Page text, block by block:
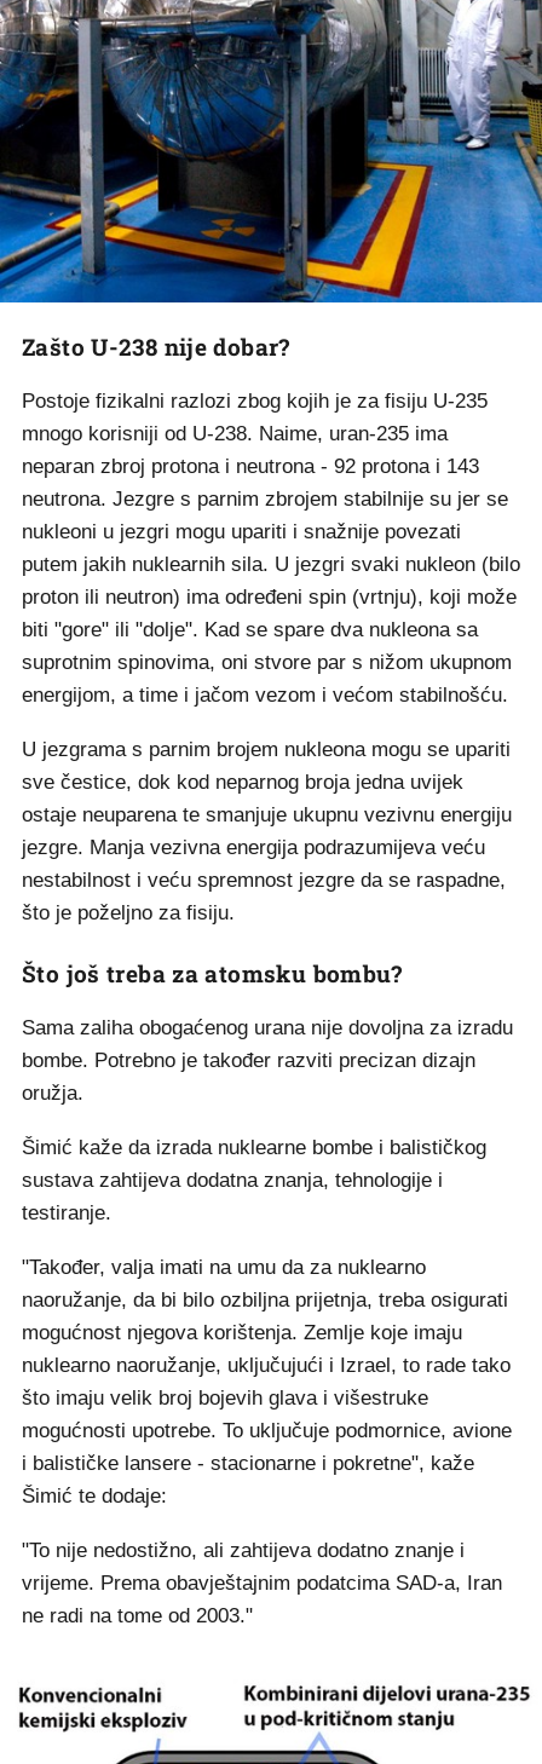
Zašto U-238 nije dobar?
Postoje fizikalni razlozi zbog kojih je za fisiju U-235
mnogo korisniji od U-238. Naime, uran-235 ima
neparan zbroj protona i neutrona - 92 protona i 143
neutrona. Jezgre s parnim zbrojem stabilnije su jer se
nukleoni u jezgri mogu upariti i snažnije povezati
putem jakih nuklearnih sila. U jezgri svaki nukleon (bilo
proton ili neutron) ima određeni spin (vrtnju), koji može
biti "gore" ili "dolje". Kad se spare dva nukleona sa
suprotnim spinovima, oni stvore par s nižom ukupnom
energijom, a time i jačom vezom i većom stabilnošću.
U jezgrama s parnim brojem nukleona mogu se upariti
sve čestice, dok kod neparnog broja jedna uvijek
ostaje neuparena te smanjuje ukupnu vezivnu energiju
jezgre. Manja vezivna energija podrazumijeva veću
nestabilnost i veću spremnost jezgre da se raspadne,
što je poželjno za fisiju.
Što još treba za atomsku bombu?
Sama zaliha obogaćenog urana nije dovoljna za izradu
bombe. Potrebno je također razviti precizan dizajn
oružja.
Šimić kaže da izrada nuklearne bombe i balističkog
sustava zahtijeva dodatna znanja, tehnologije i
testiranje.
"Također, valja imati na umu da za nuklearno
naoružanje, da bi bilo ozbiljna prijetnja, treba osigurati
mogućnost njegova korištenja. Zemlje koje imaju
nuklearno naoružanje, uključujući i Izrael, to rade tako
što imaju velik broj bojevih glava i višestruke
mogućnosti upotrebe. To uključuje podmornice, avione
i balističke lansere - stacionarne i pokretne", kaže
Šimić te dodaje:
"To nije nedostižno, ali zahtijeva dodatno znanje i
vrijeme. Prema obavještajnim podatcima SAD-a, Iran
ne radi na tome od 2003."